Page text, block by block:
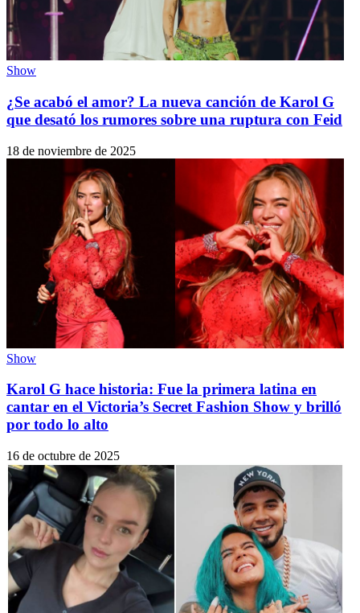
Show
¿Se acabó el amor? La nueva canción de Karol G
que desató los rumores sobre una ruptura con Feid
18 de noviembre de 2025
Show
Karol G hace historia: Fue la primera latina en
cantar en el Victoria’s Secret Fashion Show y brilló
por todo lo alto
16 de octubre de 2025